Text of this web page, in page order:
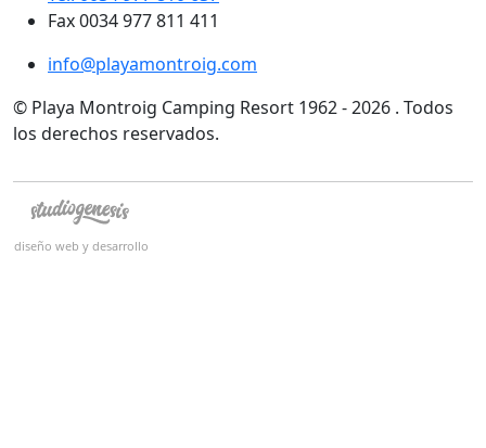
Fax 0034 977 811 411
info@playamontroig.com
© Playa Montroig Camping Resort 1962 - 2026 . Todos
los derechos reservados.